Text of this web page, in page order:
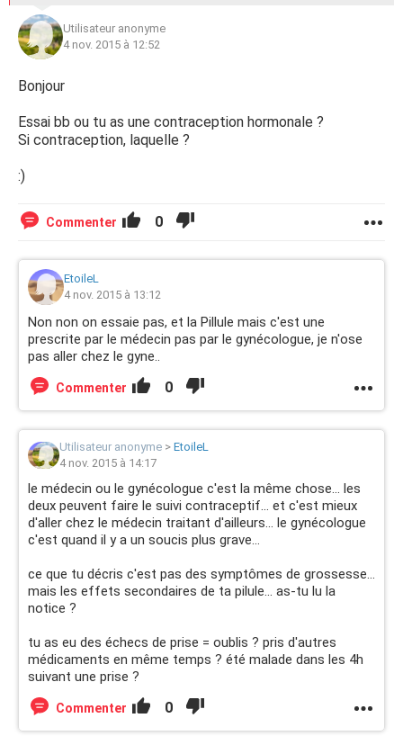
Utilisateur anonyme
4 nov. 2015 à 12:52
Bonjour
Essai bb ou tu as une contraception hormonale ?
Si contraception, laquelle ?
:)
Commenter 0
EtoileL
4 nov. 2015 à 13:12
Non non on essaie pas, et la Pillule mais c'est une
prescrite par le médecin pas par le gynécologue, je n'ose
pas aller chez le gyne..
Commenter 0
Utilisateur anonyme > EtoileL
4 nov. 2015 à 14:17
le médecin ou le gynécologue c'est la même chose... les
deux peuvent faire le suivi contraceptif... et c'est mieux
d'aller chez le médecin traitant d'ailleurs... le gynécologue
c'est quand il y a un soucis plus grave...
ce que tu décris c'est pas des symptômes de grossesse...
mais les effets secondaires de ta pilule... as-tu lu la
notice ?
tu as eu des échecs de prise = oublis ? pris d'autres
médicaments en même temps ? été malade dans les 4h
suivant une prise ?
Commenter 0